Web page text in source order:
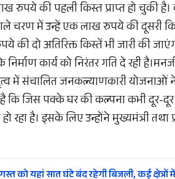
की पहली किस्त प्राप्त हो चुकी है।
चरण में उन्हें एक लाख रुपये की दूसरी
दो अतिरिक्त किस्तें भी जारी की
कार्य को निरंतर गति दे रही
में संचालित जनकल्याणकारी
है कि जिस पक्के घर की कल्पना कभी दूर-
है। इसके लिए उन्होंने मुख्यमंत्री तथा
को यहां सात घंटे बंद रहेगी बिजली, कई क्षेत्रों